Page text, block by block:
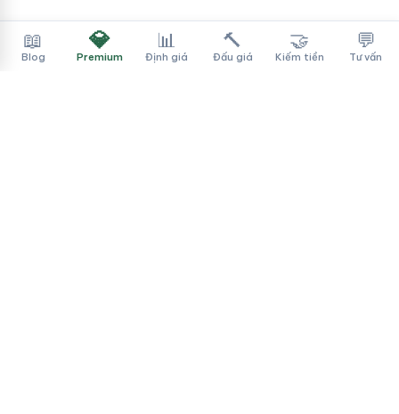
📖
Blog
💎
Premium
📊
Định giá
🔨
Đấu giá
🤝
Kiếm tiền
💬
Tư vấn